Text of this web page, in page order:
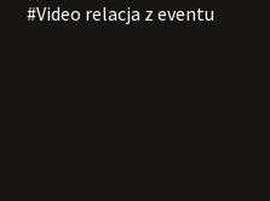
#Video relacja z eventu